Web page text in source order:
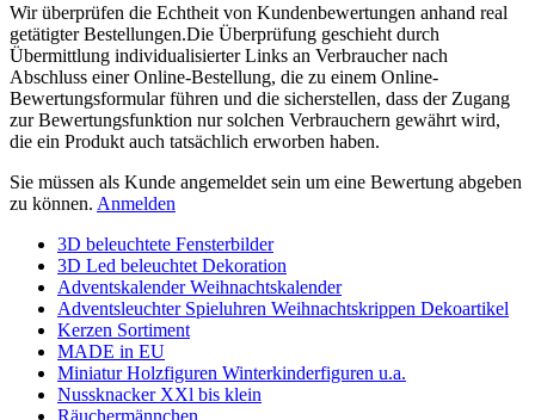
Wir überprüfen die Echtheit von Kundenbewertungen anhand real
getätigter Bestellungen.Die Überprüfung geschieht durch
Übermittlung individualisierter Links an Verbraucher nach
Abschluss einer Online-Bestellung, die zu einem Online-
Bewertungsformular führen und die sicherstellen, dass der Zugang
zur Bewertungsfunktion nur solchen Verbrauchern gewährt wird,
die ein Produkt auch tatsächlich erworben haben.
Sie müssen als Kunde angemeldet sein um eine Bewertung abgeben
zu können. Anmelden
3D beleuchtete Fensterbilder
3D Led beleuchtet Dekoration
Adventskalender Weihnachtskalender
Adventsleuchter Spieluhren Weihnachtskrippen Dekoartikel
Kerzen Sortiment
MADE in EU
Miniatur Holzfiguren Winterkinderfiguren u.a.
Nussknacker XXl bis klein
Räuchermännchen